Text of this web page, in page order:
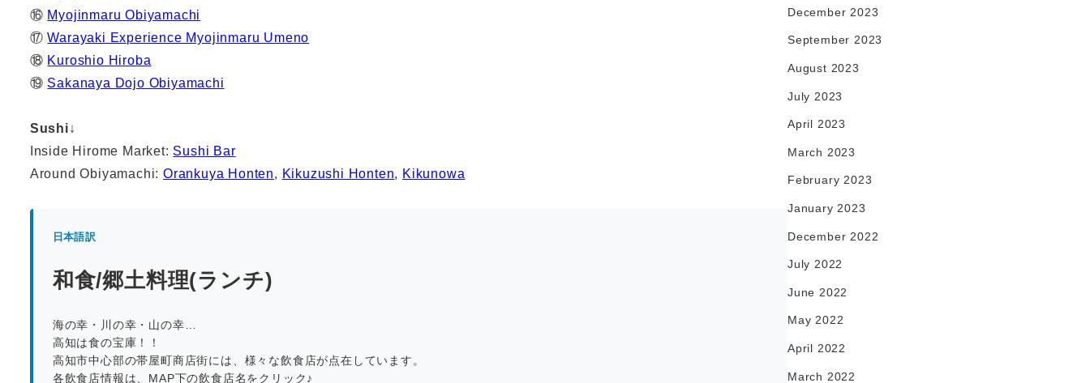
⑯ Myojinmaru Obiyamachi
⑰Warayaki Experience Myojinmaru Umeno
⑱ Kuroshio Hiroba
⑲ Sakanaya Dojo Obiyamachi
Sushi↓
Inside Hirome Market: Sushi Bar
Around Obiyamachi: Orankuya Honten, Kikuzushi Honten, Kikunowa
日本語訳
和食/郷土料理(ランチ)
海の幸・川の幸・山の幸…
高知は食の宝庫！！
高知市中心部の帯屋町商店街には、様々な飲食店が点在しています。
各飲食店情報は、MAP下の飲食店名をクリック♪
December 2023
September 2023
August 2023
July 2023
April 2023
March 2023
February 2023
January 2023
December 2022
July 2022
June 2022
May 2022
April 2022
March 2022